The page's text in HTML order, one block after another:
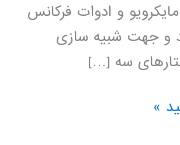
و ادوات فرکانس
و جهت شبیه سازی
سه […]
»